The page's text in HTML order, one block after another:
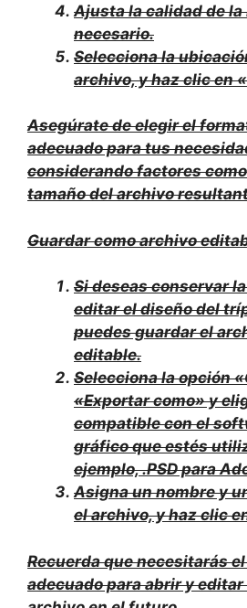
Ajusta la calidad de la
necesario.
Selecciona la
archivo, y haz clic en
Asegúrate de elegir el
adecuado para tus
considerando factores
tamaño del archivo
Guardar como archivo
Si deseas conservar
editar el diseño del
puedes guardar el
editable.
Selecciona la opción
«Exportar como» y
compatible con el
gráfico que estés
ejemplo, .PSD para
Asigna un nombre y
el archivo, y haz clic
Recuerda que necesitarás
adecuado para abrir y